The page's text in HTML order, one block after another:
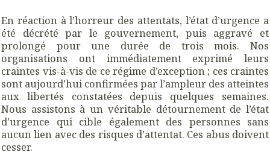
En réaction à l’horreur des attentats, l’état d’urgence a
été décrété par le gouvernement, puis aggravé et
prolongé pour une durée de trois mois. Nos
organisations ont immédiatement exprimé leurs
craintes vis-à-vis de ce régime d’exception ; ces craintes
sont aujourd’hui confirmées par l’ampleur des atteintes
aux libertés constatées depuis quelques semaines.
Nous assistons à un véritable détournement de l’état
d’urgence qui cible également des personnes sans
aucun lien avec des risques d’attentat. Ces abus doivent
cesser.